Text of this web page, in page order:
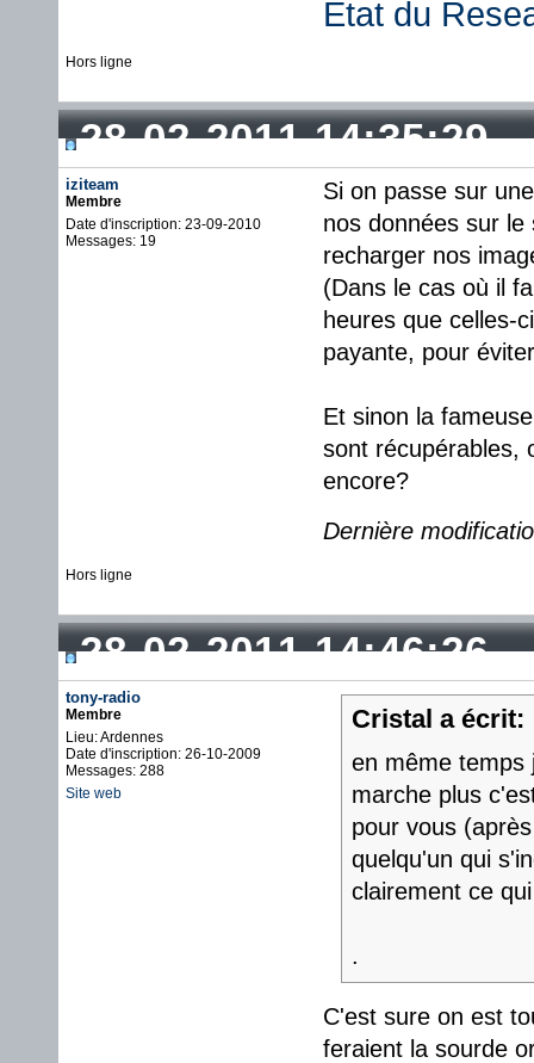
État du
Hors ligne
28-02-2011 14:35:29
iziteam
Membre
Date d'inscription: 23-09-2010
Messages: 19
Si on passe sur
nos données sur
recharger nos
(Dans le cas où il
heures que celles-
payante, pour
Et sinon la
sont récupérables,
encore?
Dernière
Hors ligne
28-02-2011 14:46:26
tony-radio
Membre
Lieu: Ardennes
Date d'inscription: 26-10-2009
Messages: 288
Site web
Cristal a écrit:
en même temps
marche plus
pour vous
quelqu'un qui
clairement ce
.
C'est sure on est
feraient la sourde